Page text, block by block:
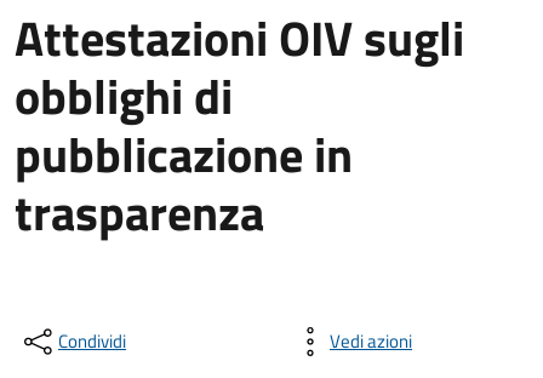
Attestazioni OIV sugli
obblighi di
pubblicazione in
trasparenza
Condividi Vedi azioni